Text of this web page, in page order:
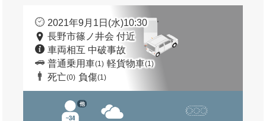
2021年9月1日(水)10:30
長野市篠ノ井会 付近
車両相互 中破事故
普通乗用車(1) 軽貨物車(1)
死亡(0) 負傷(1)
他